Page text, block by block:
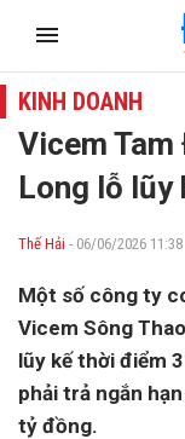
KINH DOANH
Vicem Tam
Long lỗ lũy
Thế Hải - 06/06/2026 11:38
Một số công ty
Vicem Sông
lũy kế thời điểm
phải trả ngắn
tỷ đồng.